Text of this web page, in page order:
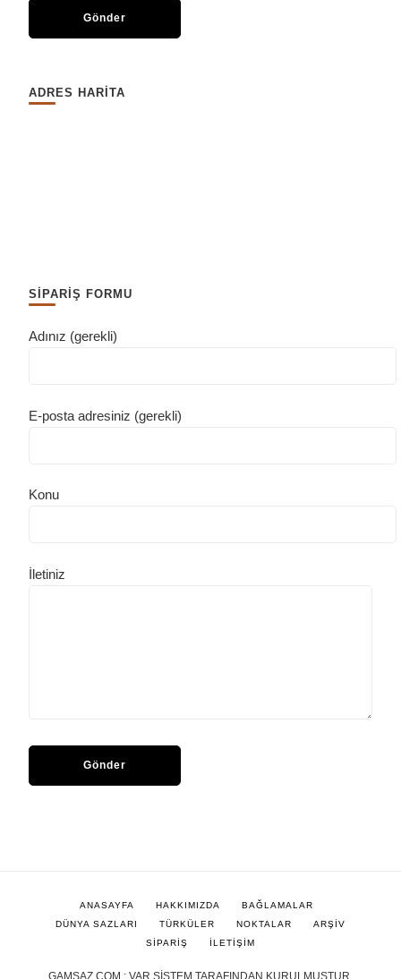
ADRES HARİTA
SİPARİŞ FORMU
Adınız (gerekli)
E-posta adresiniz (gerekli)
Konu
İletiniz
GAMSAZ.COM : VAR SİSTEM TARAFINDAN KURULMUŞTUR.
ANASAYFA HAKKIMIZDA
BAĞLAMALAR
DÜNYA SAZLARI
TÜRKÜLER NOKTALAR
ARŞİV
SİPARİŞ
İLETİŞİM